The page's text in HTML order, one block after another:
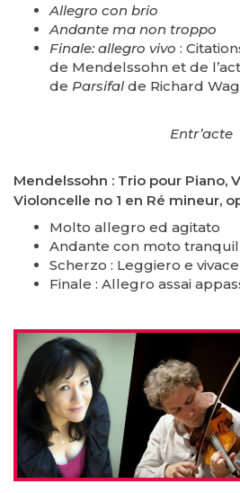
Allegro con brio
Andante ma non troppo
Finale: allegro vivo :
de Mendelssohn et de
de Parsifalde Richard
Entr’acte
Mendelssohn : Trio pour Piano,
Violoncelle no 1 en Ré mineur,
Molto allegro ed agitato
Andante con moto
Scherzo : Leggiero e vivace
Finale : Allegro assai